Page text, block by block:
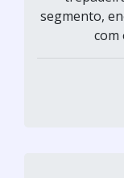
segmento,
com